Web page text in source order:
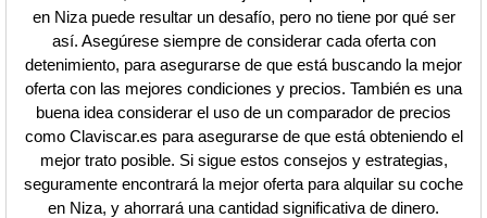
en Niza puede resultar un desafío, pero no tiene por qué ser
así. Asegúrese siempre de considerar cada oferta con
detenimiento, para asegurarse de que está buscando la mejor
oferta con las mejores condiciones y precios. También es una
buena idea considerar el uso de un comparador de precios
como Claviscar.es para asegurarse de que está obteniendo el
mejor trato posible. Si sigue estos consejos y estrategias,
seguramente encontrará la mejor oferta para alquilar su coche
en Niza, y ahorrará una cantidad significativa de dinero.